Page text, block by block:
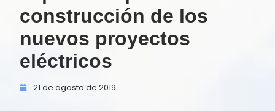
construcción de los
nuevos proyectos
eléctricos
21 de agosto de 2019